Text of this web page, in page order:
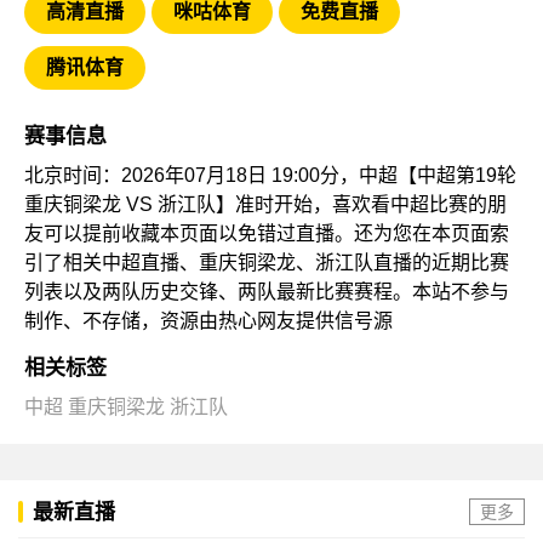
高清直播 咪咕体育 免费直播
腾讯体育
赛事信息
北京时间：2026年07月18日 19:00分，中超【中超第19轮
重庆铜梁龙 VS 浙江队】准时开始，喜欢看中超比赛的朋
友可以提前收藏本页面以免错过直播。还为您在本页面索
引了相关中超直播、重庆铜梁龙、浙江队直播的近期比赛
列表以及两队历史交锋、两队最新比赛赛程。本站不参与
制作、不存储，资源由热心网友提供信号源
相关标签
中超 重庆铜梁龙 浙江队
最新直播 更多